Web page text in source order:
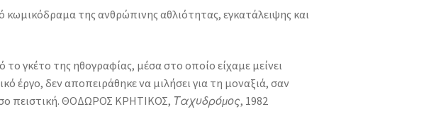
κωμικόδραμα της ανθρώπινης αθλιότητας, εγκατάλειψης και
γκέτο της ηθογραφίας, μέσα στο οποίο είχαμε μείνει
έργο, δεν αποπειράθηκε να μιλήσει για τη μοναξιά, σαν
πειστική. ΘΟΔΩΡΟΣ ΚΡΗΤΙΚΟΣ, Ταχυδρόμος, 1982